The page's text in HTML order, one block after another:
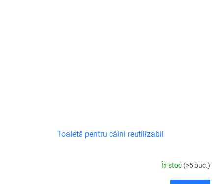
Toaletă pentru câini reutilizabil
În stoc (>5 buc.)